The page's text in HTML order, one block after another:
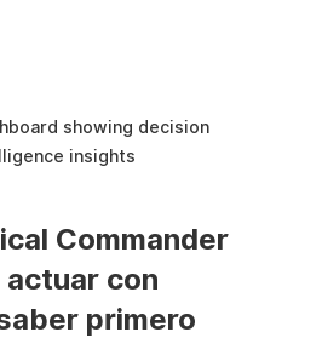
showing decision
insights
Commander
con
primero